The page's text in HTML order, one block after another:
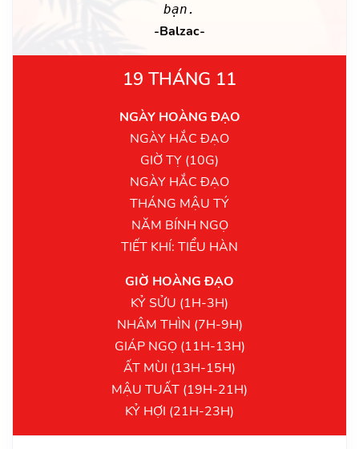
bạn.
-Balzac-
19 THÁNG 11
NGÀY HOÀNG ĐẠO
NGÀY HẮC ĐẠO
GIỜ TỴ (10G)
NGÀY HẮC ĐẠO
THÁNG MẬU TÝ
NĂM BÍNH NGỌ
TIẾT KHÍ: TIỂU HÀN
GIỜ HOÀNG ĐẠO
KỶ SỬU (1H-3H)
NHÂM THÌN (7H-9H)
GIÁP NGỌ (11H-13H)
ẤT MÙI (13H-15H)
MẬU TUẤT (19H-21H)
KỶ HỢI (21H-23H)